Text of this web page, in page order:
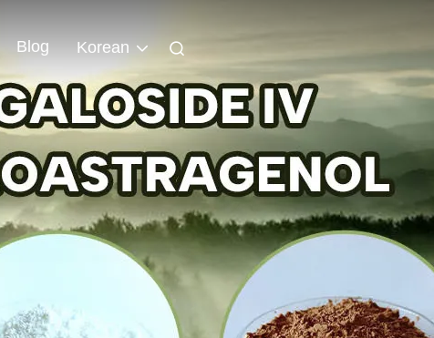
Blog Korean